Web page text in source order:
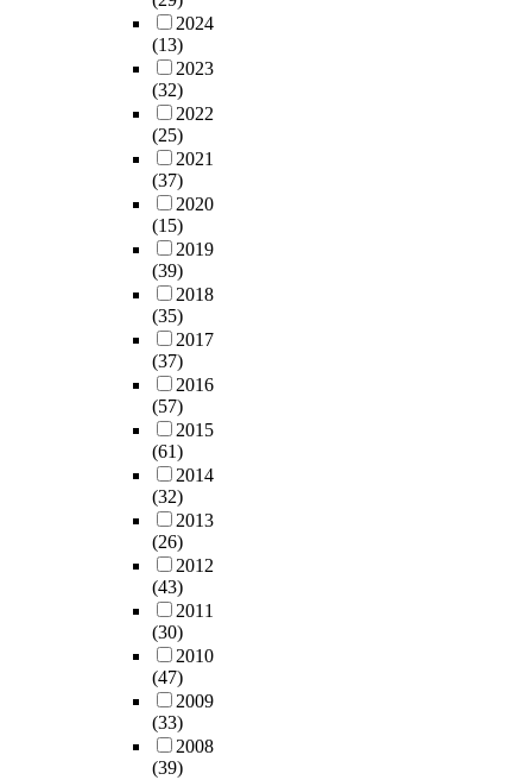
2024
(13)
2023
(32)
2022
(25)
2021
(37)
2020
(15)
2019
(39)
2018
(35)
2017
(37)
2016
(57)
2015
(61)
2014
(32)
2013
(26)
2012
(43)
2011
(30)
2010
(47)
2009
(33)
2008
(39)